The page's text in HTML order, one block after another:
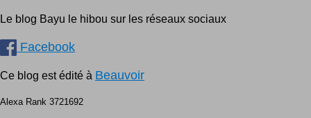
Le blog Bayu le hibou sur les réseaux sociaux
Facebook
Ce blog est édité à Beauvoir
Alexa Rank 3721692